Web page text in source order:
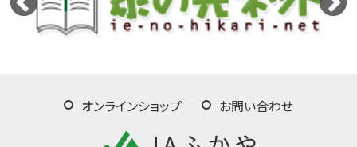
オンラインショップ お問い合わせ